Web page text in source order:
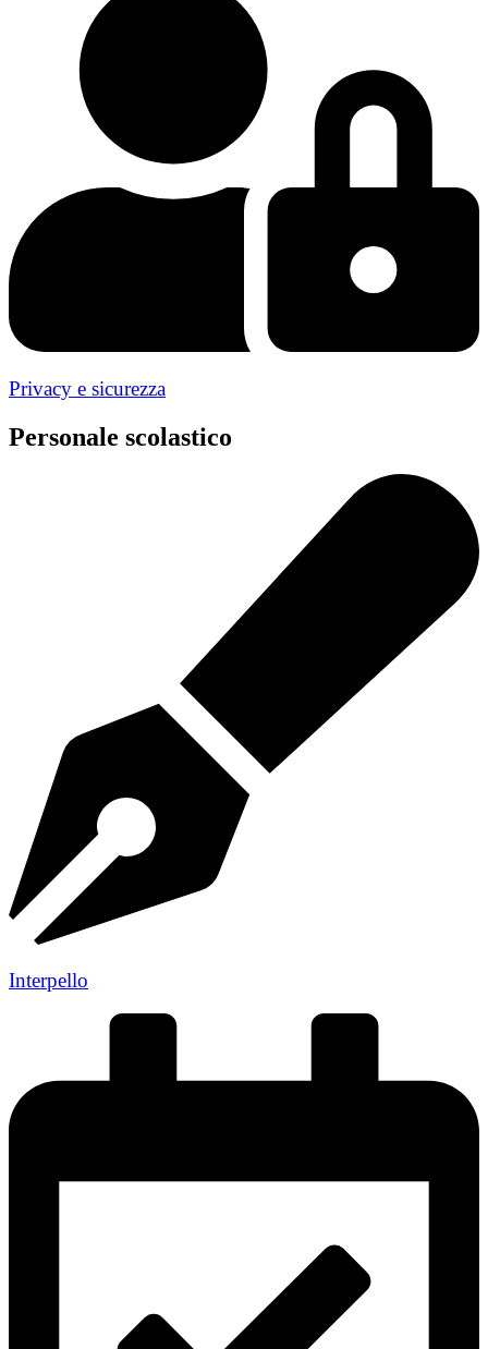
Privacy e sicurezza
Personale scolastico
Interpello